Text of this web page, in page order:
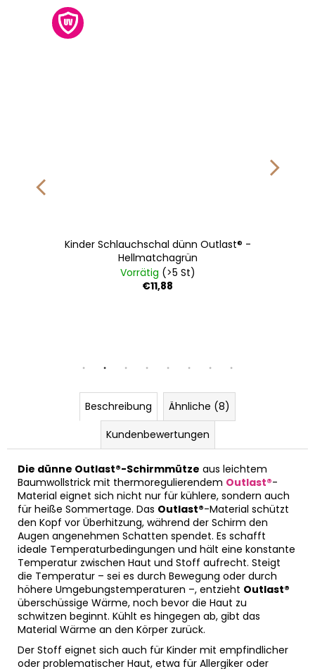
Kinder Schlauchschal dünn Outlast® -
Hellmatchagrün
Vorrätig (>5 St)
€11,88
Beschreibung
Ähnliche (8)
Kundenbewertungen
Die dünne Outlast®-Schirmmütze aus leichtem
Baumwollstrick mit thermoregulierendem Outlast®-
Material eignet sich nicht nur für kühlere, sondern auch
für heiße Sommertage. Das Outlast®-Material schützt
den Kopf vor Überhitzung, während der Schirm den
Augen angenehmen Schatten spendet. Es schafft
ideale Temperaturbedingungen und hält eine konstante
Temperatur zwischen Haut und Stoff aufrecht. Steigt
die Temperatur – sei es durch Bewegung oder durch
höhere Umgebungstemperaturen –, entzieht Outlast®
überschüssige Wärme, noch bevor die Haut zu
schwitzen beginnt. Kühlt es hingegen ab, gibt das
Material Wärme an den Körper zurück.
Der Stoff eignet sich auch für Kinder mit empfindlicher
oder problematischer Haut, etwa für Allergiker oder